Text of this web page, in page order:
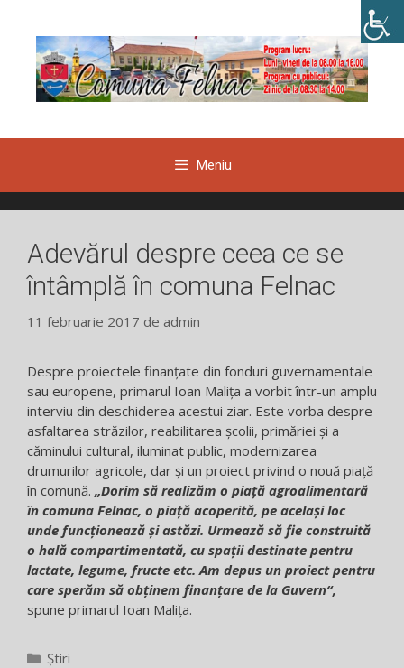
conținut
Meniu
Adevărul despre ceea ce se
întâmplă în comuna Felnac
11 februarie 2017 de admin
Despre proiectele finanțate din fonduri guvernamentale
sau europene, primarul Ioan Malița a vorbit într-un amplu
interviu din deschiderea acestui ziar. Este vorba despre
asfaltarea străzilor, reabilitarea școlii, primăriei și a
căminului cultural, iluminat public, modernizarea
drumurilor agricole, dar și un proiect privind o nouă piață
în comună. „Dorim să realizăm o piață agroalimentară
în comuna Felnac, o piață acoperită, pe același loc
unde funcționează și astăzi. Urmează să fie construită
o hală compartimentată, cu spații destinate pentru
lactate, legume, fructe etc. Am depus un proiect pentru
care sperăm să obținem finanțare de la Guvern“,
spune primarul Ioan Malița.
Categorii
Știri